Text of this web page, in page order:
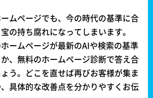
ムページでも、今の時代の基準に合
の持ち腐れになってしまいます。
ームページが最新のAIや検索の基準
、無料のホームページ診断で答え合
う。どこを直せば再びお客様が集ま
具体的な改善点を分かりやすくお伝